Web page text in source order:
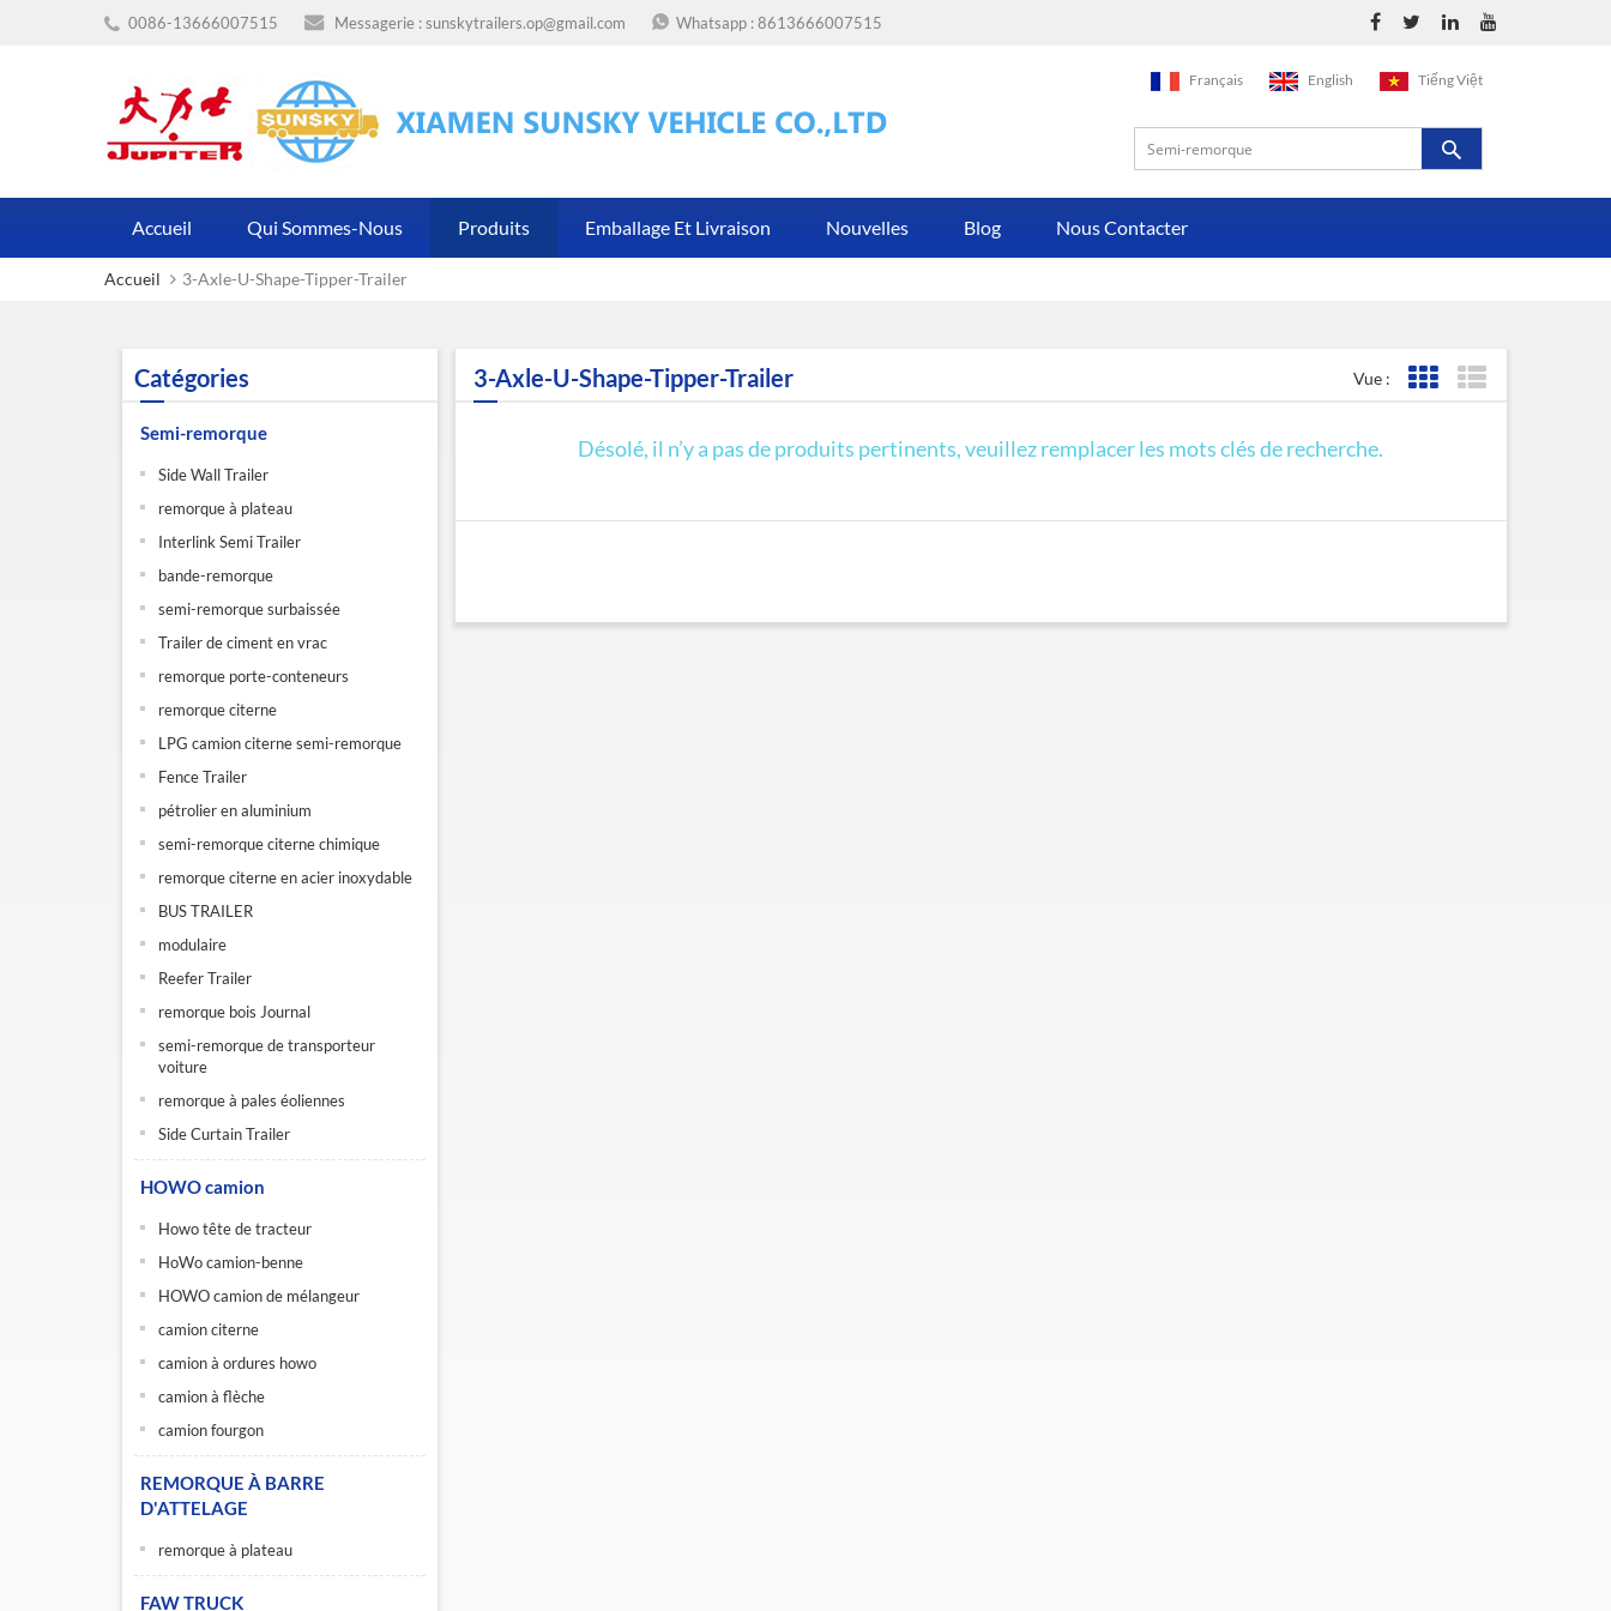
0086-13666007515 Messagerie :sunskytrailers.op@gmail.com Whatsapp :8613666007515
Français English Tiếng Việt
Accueil Qui Sommes-Nous Produits Emballage Et Livraison Nouvelles Blog Nous Contacter
Accueil 3-Axle-U-Shape-Tipper-Trailer
Catégories
Semi-remorque
Side Wall Trailer
remorque à plateau
Interlink Semi Trailer
bande-remorque
semi-remorque surbaissée
Trailer de ciment en vrac
remorque porte-conteneurs
remorque citerne
LPG camion citerne semi-remorque
Fence Trailer
pétrolier en aluminium
semi-remorque citerne chimique
remorque citerne en acier inoxydable
BUS TRAILER
modulaire
Reefer Trailer
remorque bois Journal
semi-remorque de transporteur
voiture
remorque à pales éoliennes
Side Curtain Trailer
HOWO camion
Howo tête de tracteur
HoWo camion-benne
HOWO camion de mélangeur
camion citerne
camion à ordures howo
camion à flèche
camion fourgon
REMORQUE À BARRE
D'ATTELAGE
remorque à plateau
FAW TRUCK
3-Axle-U-Shape-Tipper-Trailer Vue : Affichage de la grille
Désolé, il n’y a pas de produits pertinents, veuillez remplacer les mots clés de recherche.